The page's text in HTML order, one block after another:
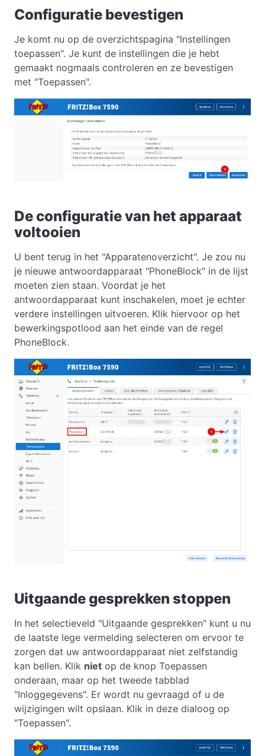
Configuratie bevestigen
Je komt nu op de overzichtspagina "Instellingen
toepassen". Je kunt de instellingen die je hebt
gemaakt nogmaals controleren en ze bevestigen
met "Toepassen".
De configuratie van het apparaat
voltooien
U bent terug in het "Apparatenoverzicht". Je zou nu
je nieuwe antwoordapparaat "PhoneBlock" in de lijst
moeten zien staan. Voordat je het
antwoordapparaat kunt inschakelen, moet je echter
verdere instellingen uitvoeren. Klik hiervoor op het
bewerkingspotlood aan het einde van de regel
PhoneBlock.
Uitgaande gesprekken stoppen
In het selectieveld "Uitgaande gesprekken" kunt u nu
de laatste lege vermelding selecteren om ervoor te
zorgen dat uw antwoordapparaat niet zelfstandig
kan bellen. Klik niet op de knop Toepassen
onderaan, maar op het tweede tabblad
"Inloggegevens". Er wordt nu gevraagd of u de
wijzigingen wilt opslaan. Klik in deze dialoog op
"Toepassen".